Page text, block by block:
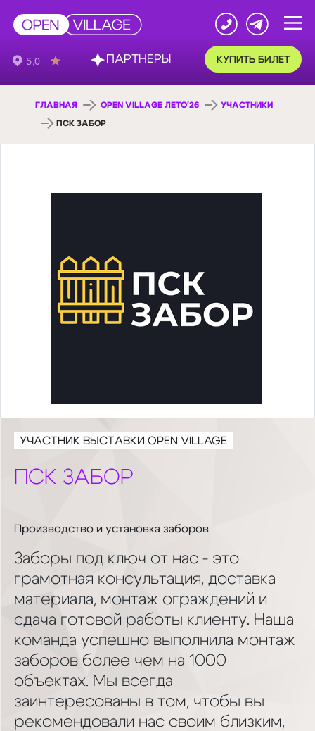
КУПИТЬ БИЛЕТ
ГЛАВНАЯ OPEN VILLAGE ЛЕТО'26 УЧАСТНИКИ
ПСК ЗАБОР
УЧАСТНИК ВЫСТАВКИ OPEN VILLAGE
ПСК ЗАБОР
Производство и установка заборов
Заборы под ключ от нас - это
грамотная консультация, доставка
материала, монтаж ограждений и
сдача готовой работы клиенту. Наша
команда успешно выполнила монтаж
заборов более чем на 1000
объектах. Мы всегда
заинтересованы в том, чтобы вы
рекомендовали нас своим близким,